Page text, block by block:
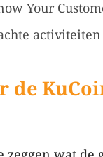
Your
activiteiten
de